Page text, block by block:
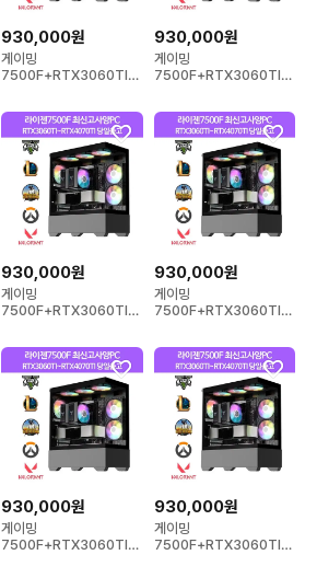
930,000원
게이밍
7500F+RTX3060TI~
스크탑 PC
930,000원
게이밍
7500F+RTX3060TI~
스크탑 PC
930,000원
게이밍
7500F+RTX3060TI~
930,000원
게이밍
7500F+RTX3060TI~
930,000원
게이밍
7500F+RTX3060TI~
930,000원
게이밍
7500F+RTX3060TI~